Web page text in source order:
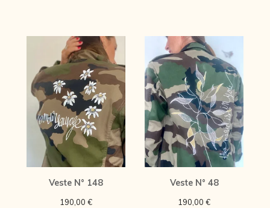
Veste N° 148
190,00 €
Veste N° 48
190,00 €